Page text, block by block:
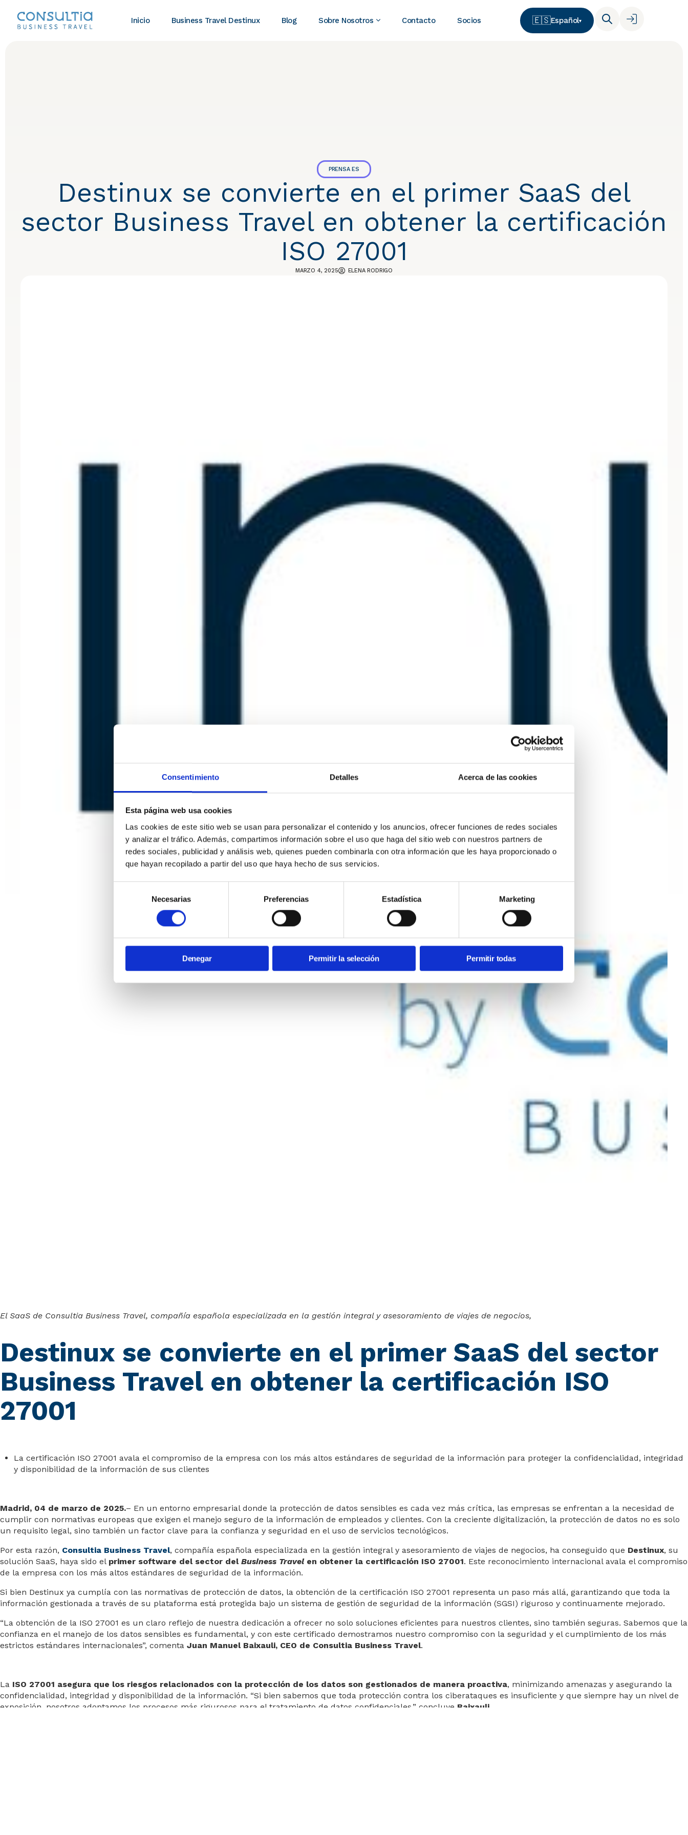
Consentimiento Detalles Acerca de las cookies
Esta página web usa cookies
Las cookies de este sitio web se usan para personalizar el contenido y los anuncios, ofrecer funciones de redes sociales
y analizar el tráfico. Además, compartimos información sobre el uso que haga del sitio web con nuestros partners de
redes sociales, publicidad y análisis web, quienes pueden combinarla con otra información que les haya proporcionado o
que hayan recopilado a partir del uso que haya hecho de sus servicios.
consentimiento
Necesarias Preferencias Estadística Marketing
Denegar Permitir la selección Permitir todas
Inicio Business Travel Destinux Blog Sobre Nosotros Contacto Socios 🇪🇸Español▾
PRENSA ES
Destinux se convierte en el primer SaaS del
sector Business Travel en obtener la certificación
ISO 27001
MARZO 4, 2025 ELENA RODRIGO
El SaaS de Consultia Business Travel, compañía española especializada en la gestión integral y asesoramiento de viajes de negocios,
Destinux se convierte en el primer SaaS del sector
Business Travel en obtener la certificación ISO
27001
La certificación ISO 27001 avala el compromiso de la empresa con los más altos estándares de seguridad de la información para proteger la confidencialidad, integridad
y disponibilidad de la información de sus clientes
Madrid, 04 de marzo de 2025.– En un entorno empresarial donde la protección de datos sensibles es cada vez más crítica, las empresas se enfrentan a la necesidad de
cumplir con normativas europeas que exigen el manejo seguro de la información de empleados y clientes. Con la creciente digitalización, la protección de datos no es solo
un requisito legal, sino también un factor clave para la confianza y seguridad en el uso de servicios tecnológicos.
Por esta razón, Consultia Business Travel, compañía española especializada en la gestión integral y asesoramiento de viajes de negocios, ha conseguido que Destinux, su
solución SaaS, haya sido el primer software del sector del Business Travelen obtener la certificación ISO 27001. Este reconocimiento internacional avala el compromiso
de la empresa con los más altos estándares de seguridad de la información.
Si bien Destinux ya cumplía con las normativas de protección de datos, la obtención de la certificación ISO 27001 representa un paso más allá, garantizando que toda la
información gestionada a través de su plataforma está protegida bajo un sistema de gestión de seguridad de la información (SGSI) riguroso y continuamente mejorado.
“La obtención de la ISO 27001 es un claro reflejo de nuestra dedicación a ofrecer no solo soluciones eficientes para nuestros clientes, sino también seguras. Sabemos que la
confianza en el manejo de los datos sensibles es fundamental, y con este certificado demostramos nuestro compromiso con la seguridad y el cumplimiento de los más
estrictos estándares internacionales”, comenta Juan Manuel Baixauli, CEO de Consultia Business Travel.
La ISO 27001 asegura que los riesgos relacionados con la protección de los datos son gestionados de manera proactiva, minimizando amenazas y asegurando la
confidencialidad, integridad y disponibilidad de la información. “Si bien sabemos que toda protección contra los ciberataques es insuficiente y que siempre hay un nivel de
exposición, nosotros adoptamos los procesos más rigurosos para el tratamiento de datos confidenciales.” concluye Baixauli